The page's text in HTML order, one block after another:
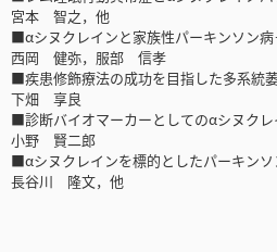
宮本 智之，他
■αシヌクレインと家族性パーキンソン病
西岡 健弥，服部 信孝
■疾患修飾療法の成功を目指した多系統
下畑 享良
■診断バイオマーカーとしてのαシヌクレ
小野 賢二郎
■αシヌクレインを標的としたパーキン
長谷川 隆文，他